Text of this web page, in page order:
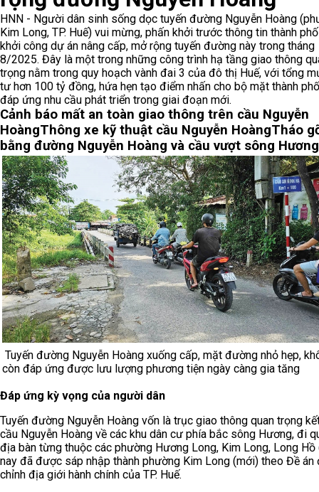
HNN - Người dân sinh sống dọc tuyến đường Nguyễn Hoàng
Kim Long, TP. Huế) vui mừng, phấn khởi trước thông tin thành
khởi công dự án nâng cấp, mở rộng tuyến đường này trong tháng
8/2025. Đây là một trong những công trình hạ tầng giao thông
trọng nằm trong quy hoạch vành đai 3 của đô thị Huế, với tổng
tư hơn 100 tỷ đồng, hứa hẹn tạo điểm nhấn cho bộ mặt thành
đáp ứng nhu cầu phát triển trong giai đoạn mới.
Cảnh báo mất an toàn giao thông trên cầu Nguyễn
HoàngThông xe kỹ thuật cầu Nguyễn HoàngTháo
bằng đường Nguyễn Hoàng và cầu vượt sông Hương
Tuyến đường Nguyễn Hoàng xuống cấp, mặt đường nhỏ hẹp,
còn đáp ứng được lưu lượng phương tiện ngày càng gia tăng
Đáp ứng kỳ vọng của người dân
Tuyến đường Nguyễn Hoàng vốn là trục giao thông quan trọng
cầu Nguyễn Hoàng về các khu dân cư phía bắc sông Hương, đi
địa bàn từng thuộc các phường Hương Long, Kim Long, Long Hồ
nay đã được sáp nhập thành phường Kim Long (mới) theo Đề án
chỉnh địa giới hành chính của TP. Huế.